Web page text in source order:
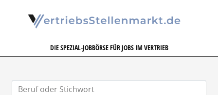
DIE SPEZIAL-JOBBÖRSE FÜR JOBS IM VERTRIEB